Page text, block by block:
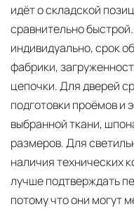
идёт о складской
сравнительно
индивидуально, срок
фабрики,
цепочки. Для дверей
подготовки проёмов и
выбранной ткани,
размеров. Для
наличия технических
лучше подтверждать
потому что они могут